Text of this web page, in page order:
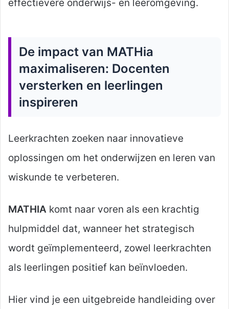
effectievere onderwijs- en leeromgeving.
De impact van MATHia
maximaliseren: Docenten
versterken en leerlingen
inspireren
Leerkrachten zoeken naar innovatieve
oplossingen om het onderwijzen en leren van
wiskunde te verbeteren.
MATHIA komt naar voren als een krachtig
hulpmiddel dat, wanneer het strategisch
wordt geïmplementeerd, zowel leerkrachten
als leerlingen positief kan beïnvloeden.
Hier vind je een uitgebreide handleiding over